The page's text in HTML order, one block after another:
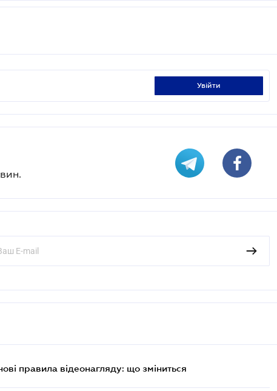
увійти
правила відеонагляду: що зміниться